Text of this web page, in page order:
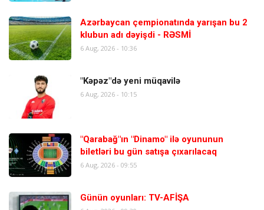
Azərbaycan çempionatında yarışan bu 2
klubun adı dəyişdi - RƏSMİ
6 Aug, 2026 - 10:36
"Kəpəz"də yeni müqavilə
6 Aug, 2026 - 10:15
"Qarabağ"ın "Dinamo" ilə oyununun
biletləri bu gün satışa çıxarılacaq
6 Aug, 2026 - 09:55
Günün oyunları: TV-AFİŞA